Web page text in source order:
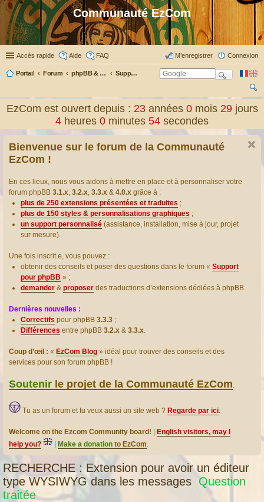
Communauté EzCom
Accès rapide Aide FAQ Connexion
M’enregistrer
Portail Forum phpBB & Co Support pour phpBB
ch
er
EzCom est ouvert depuis : 23 années0 mois29 jours
4 heures 0 minutes 54 secondes
Bienvenue sur le forum de la Communauté
EzCom !
En ces lieux, nous vous aidons à mettre en place et à personnaliser votre
forum phpBB 3.1.x, 3.2.x, 3.3.x & 4.0.x grâce à :
plus de 250 extensions présentées et traduites ;
plus de 150 styles & personnalisations graphiques ;
un support personnalisé (assistance, installation, mise à jour, projet
sur mesure).
Une fois inscrit.e, vous pouvez :
obtenir des conseils et poser des questions dans le forum « Support
pour phpBB » ;
demander & proposer des traductions d’extensions dédiées à phpBB.
Dernières nouvelles :
Correctifs pour phpBB 3.3.3 ;
Différences entre phpBB 3.2.x & 3.3.x.
Coup d’œil : « EzCom Blog » idéal pour trouver des conseils et des
services pour son forum phpBB !
Soutenir le projet de la Communauté EzCom.
Tu as un forum et tu veux aussi un site web ? Regarde par ici.
Welcome on the Ezcom Community board!
English visitors, may I
help you?
Make a donation to EzCom.
RECHERCHE : Extension pour avoir un éditeur
type WYSIWYG dans les messages Question
traitée